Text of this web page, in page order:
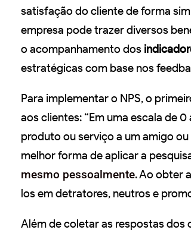
satisfação do cliente de forma
empresa pode trazer diversos
o acompanhamento dos
estratégicas com base nos
Para implementar o NPS, o
aos clientes: “Em uma escala de
produto ou serviço a um amigo
melhor forma de aplicar a
mesmo pessoalmente. Ao obter
los em detratores, neutros e
Além de coletar as respostas